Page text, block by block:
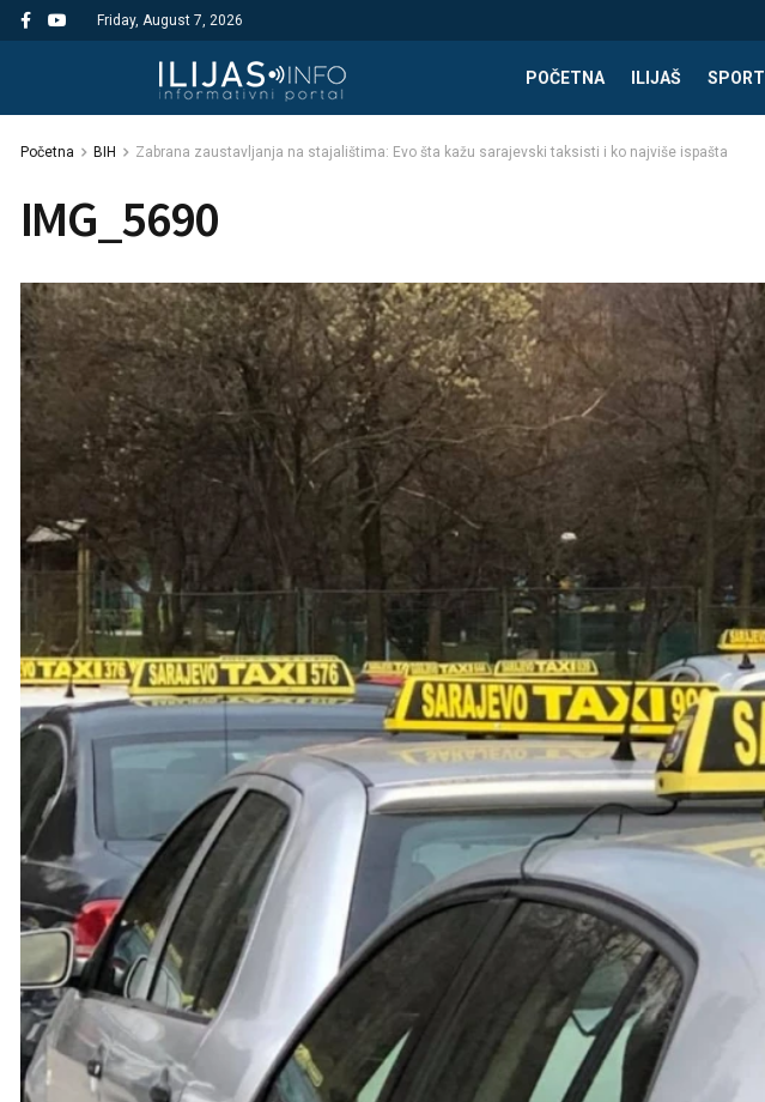
Friday, August 7, 2026
POČETNA ILIJAŠ SPORT
Početna BIH Zabrana zaustavljanja na stajalištima: Evo šta kažu sarajevski taksisti i ko najviše ispašta
IMG_5690